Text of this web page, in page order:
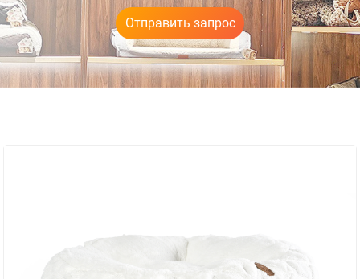
Отправить запрос